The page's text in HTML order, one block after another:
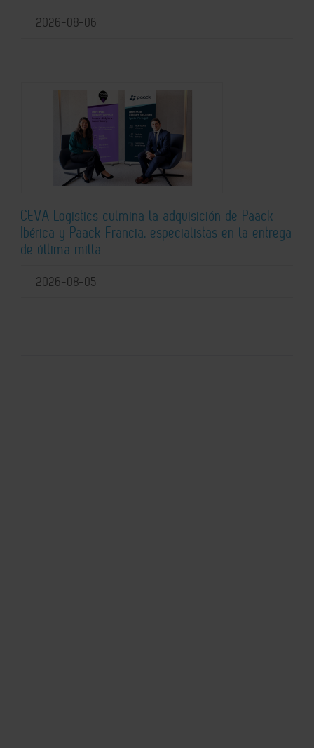
2026-08-06
CEVA Logistics culmina la adquisición de Paack
Ibérica y Paack Francia, especialistas en la entrega
de última milla
2026-08-05